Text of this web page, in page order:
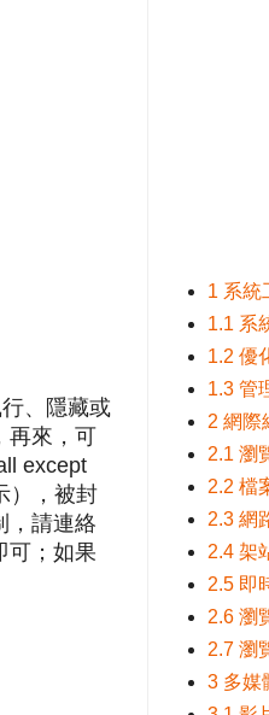
、隱藏或
再來，可
except
），被封
，請連絡
可；如果
1 系統
1.1 系
1.2 優
1.3 管
2 網際
2.1 瀏
2.2 檔
2.3 網
2.4 架
2.5 即
2.6 瀏
2.7 瀏
3 多媒